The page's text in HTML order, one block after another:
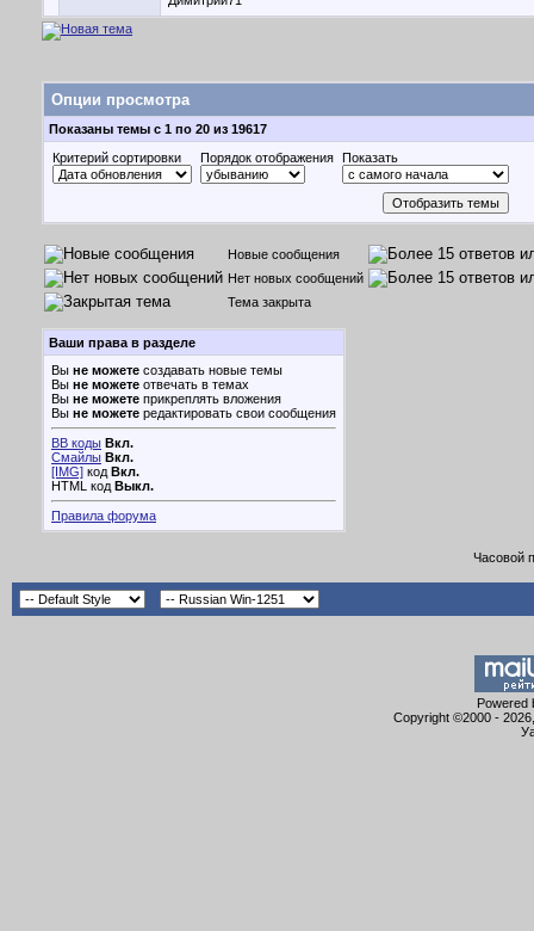
Опции просмотра
Показаны темы с 1 по 20 из 19617
Критерий сортировки
Порядок отображения Показать
Новые сообщения
Нет новых сообщений
Тема закрыта
Ваши права в разделе
Вы не можете создавать новые темы
Вы не можете отвечать в темах
Вы не можете прикреплять вложения
Вы не можете редактировать свои сообщения
BB коды Вкл.
Смайлы Вкл.
[IMG] код Вкл.
HTML код Выкл.
Правила форума
Часовой
Powered
Copyright ©2000 -